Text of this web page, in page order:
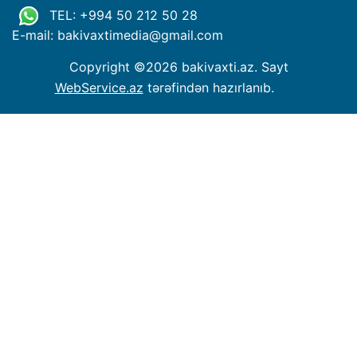
TEL: +994 50 212 50 28
E-mail: bakivaxtimedia@gmail.com
Copyright ©2026 bakivaxti.az. Sayt
WebService.az tərəfindən hazırlanıb.